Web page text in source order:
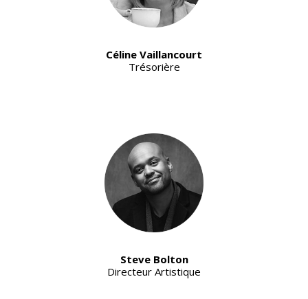
Céline Vaillancourt
Trésorière
Steve Bolton
Directeur Artistique